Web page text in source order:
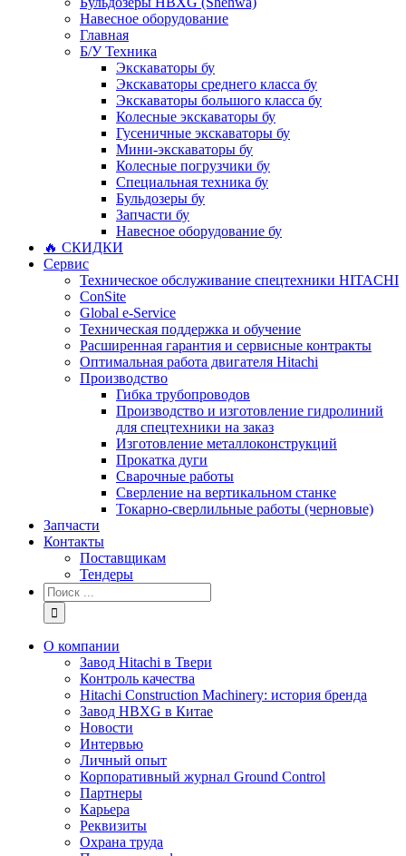
Навесное оборудование
Главная
Б/У Техника
Экскаваторы бу
Экскаваторы среднего класса бу
Экскаваторы большого класса бу
Колесные экскаваторы бу
Гусеничные экскаваторы бу
Мини-экскаваторы бу
Колесные погрузчики бу
Специальная техника бу
Бульдозеры бу
Запчасти бу
Навесное оборудование бу
🔥 СКИДКИ
Сервис
Техническое обслуживание спецтехники HITACHI
ConSite
Global e-Service
Техническая поддержка и обучение
Расширенная гарантия и сервисные контракты
Оптимальная работа двигателя Hitachi
Производство
Гибка трубопроводов
Производство и изготовление гидролиний
для спецтехники на заказ
Изготовление металлоконструкций
Прокатка дуги
Сварочные работы
Сверление на вертикальном станке
Токарно-сверлильные работы (черновые)
Запчасти
Контакты
Поставщикам
Тендеры
Результат
поиска:
О компании
Завод Hitachi в Твери
Контроль качества
Hitachi Construction Machinery: история бренда
Завод HBXG в Китае
Новости
Интервью
Личный опыт
Корпоративный журнал Ground Control
Партнеры
Карьера
Реквизиты
Охрана труда